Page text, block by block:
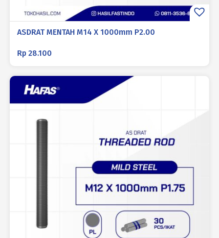
ASDRAT MENTAH M14 X 1000mm P2.00
Rp 28.100